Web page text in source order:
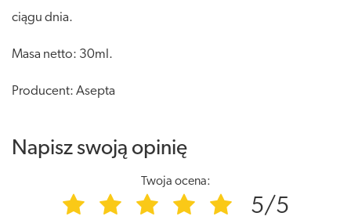
ciągu dnia.
Masa netto: 30ml.
Producent: Asepta
Napisz swoją opinię
Twoja ocena:
5/5